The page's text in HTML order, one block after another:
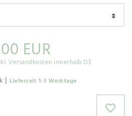
EUR
Versandkosten innerhalb DE
| Lieferzeit 1-3 Werktage